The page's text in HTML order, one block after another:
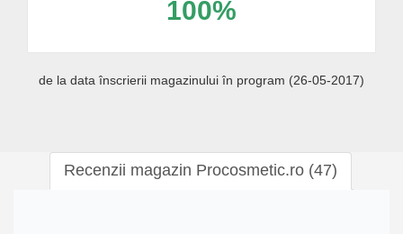
100%
de la data înscrierii magazinului în program (26-05-2017)
Recenzii magazin Procosmetic.ro (47)